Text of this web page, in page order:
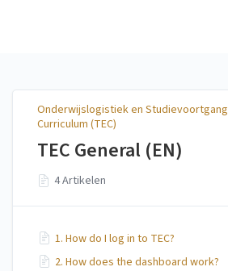
Onderwijslogistiek en Studievoortgang
Curriculum (TEC)
TEC General (EN)
4 Artikelen
1. How do I log in to TEC?
2. How does the dashboard work?